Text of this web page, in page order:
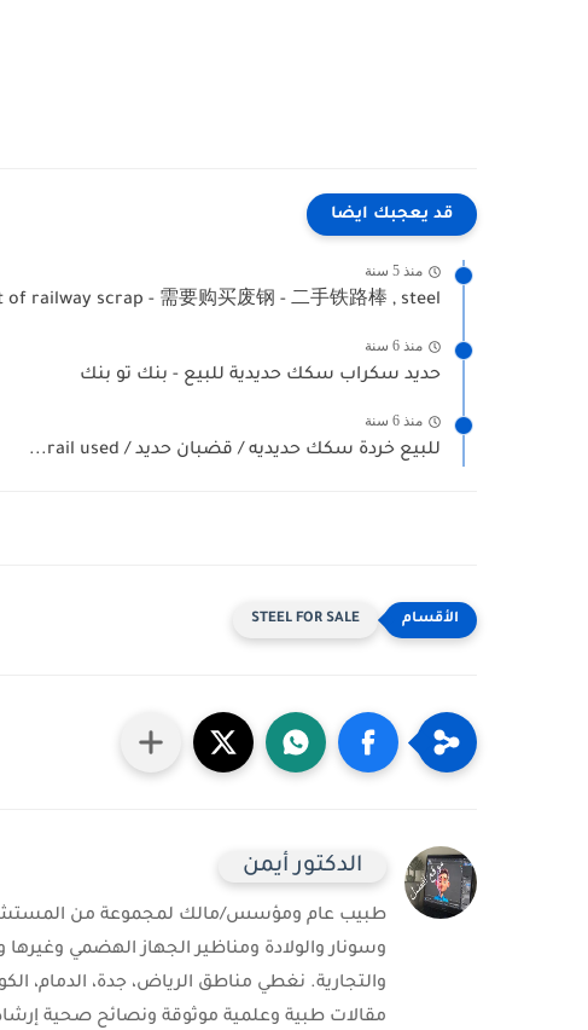
قد يعجبك ايضا
منذ 5 سنة
of railway scrap - 需要购买废钢 - 二手铁路棒 , steel...
منذ 6 سنة
حديد سكراب سكك حديدية للبيع - بنك تو بنك
منذ 6 سنة
للبيع خردة سكك حديديه / قضبان حديد / rail used...
STEEL FOR SALE
الدكتور أيمن
طبيب عام ومؤسس/مالك لمجموعة من
وسونار والولادة ومناظير الجهاز الهضمي
والتجارية. نغطي مناطق الرياض، جدة، الدمام،
مقالات طبية وعلمية موثوقة ونصائح صحية